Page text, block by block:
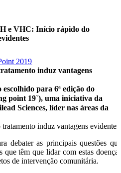
e VHC: Início rápido do
2019
induz vantagens
para 6ª edição do
point 19`), uma iniciativa da
Sciences, líder nas áreas da
debater as principais questões que
que têm que lidar com estas doenças
de intervenção comunitária.